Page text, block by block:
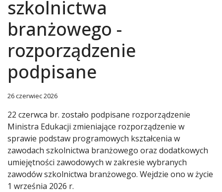
szkolnictwa
branżowego -
rozporządzenie
podpisane
26 czerwiec 2026
22 czerwca br. zostało podpisane rozporządzenie
Ministra Edukacji zmieniające rozporządzenie w
sprawie podstaw programowych kształcenia w
zawodach szkolnictwa branżowego oraz dodatkowych
umiejętności zawodowych w zakresie wybranych
zawodów szkolnictwa branżowego. Wejdzie ono w życie
1 września 2026 r.